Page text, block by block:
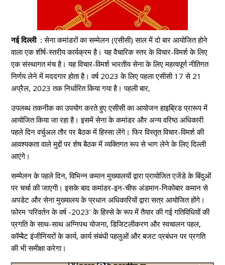
नई दिल्ली : सेना कमांडरों का सम्मेलन (एसीसी) साल में दो बार आयोजित होने
वाला एक शीर्ष-स्तरीय कार्यक्रम है। यह वैचारिक स्तर के विचार-विमर्श के लिए
एक संस्थागत मंच है। यह विचार-विमर्श भारतीय सेना के लिए महत्वपूर्ण नीतिगत
निर्णय लेने में मददगार होता है। वर्ष 2023 के लिए पहला एसीसी 17 से 21
अप्रैल, 2023 तक निर्धारित किया गया है। पहली बार,
उपलब्ध तकनीक का उपयोग करते हुए एसीसी का आयोजन हाइब्रिड प्रारूप में
आयोजित किया जा रहा है। इसमें सेना के कमांडर और अन्य वरिष्ठ अधिकारी
पहले दिन वर्चुअल तौर पर बैठक में हिस्सा लेंगे। फिर विस्तृत विचार-विमर्श की
आवश्यकता वाले मुद्दों पर शेष बैठक में व्यक्तिगत रूप से भाग लेने के लिए दिल्ली
आएंगे।
सम्मेलन के पहले दिन, विभिन्न कमान मुख्यालयों द्वारा प्रायोजित एजेंडे के बिंदुओं
पर चर्चा की जाएगी। इसके बाद कमांडर-इन-चीफ अंडमान-निकोबार कमान से
अपडेट और सेना मुख्यालय के प्रधान अधिकारियों द्वारा सत्र आयोजित होंगे।
फोरम ‘परिवर्तन के वर्ष -2023’ के हिस्से के रूप में तैयार की गई गतिविधियों की
प्रगति के साथ-साथ अग्निपथ योजना, डिजिटलीकरण और स्वचालन पहल,
कॉम्बैट इंजीनियरों के कार्य, कार्य संबंधी पहलुओं और बजट प्रबंधन पर प्रगति
की भी समीक्षा करेगा।